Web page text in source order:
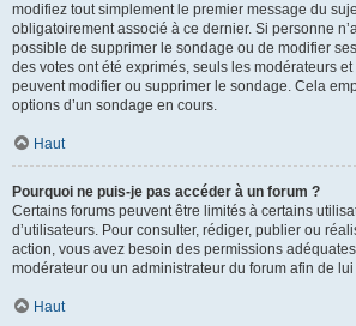
modifiez tout simplement le premier message du
obligatoirement associé à ce dernier. Si personne
possible de supprimer le sondage ou de modifier
des votes ont été exprimés, seuls les modérateurs
peuvent modifier ou supprimer le sondage. Cela
options d’un sondage en cours.
Haut
Pourquoi ne puis-je pas accéder à un forum ?
Certains forums peuvent être limités à certains
d’utilisateurs. Pour consulter, rédiger, publier ou
action, vous avez besoin des permissions
modérateur ou un administrateur du forum afin de
Haut